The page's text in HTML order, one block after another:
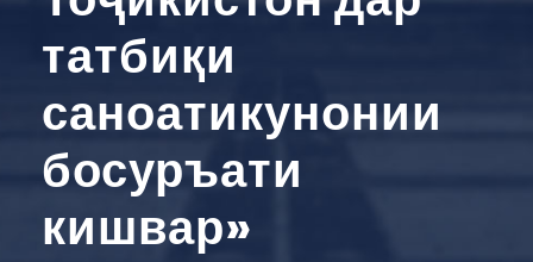
татбиқи
саноатикунонии
босуръати
кишвар»